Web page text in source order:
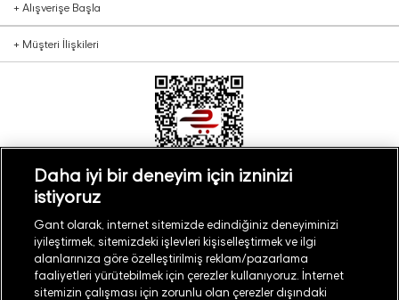
+ Alışverişe Başla
+ Müşteri İlişkileri
Türkiye Mağaza Bul
Daha iyi bir deneyim için izninizi
istiyoruz
Gant olarak, internet sitemizde edindiğiniz deneyiminizi
iyileştirmek, sitemizdeki işlevleri kişiselleştirmek ve ilgi
alanlarınıza göre özelleştirilmiş reklam/pazarlama
faaliyetleri yürütebilmek için çerezler kullanıyoruz. İnternet
sitemizin çalışması için zorunlu olan çerezler dışındaki